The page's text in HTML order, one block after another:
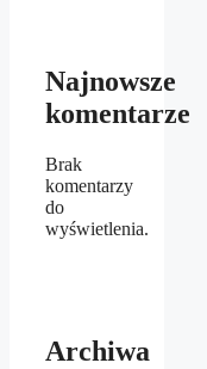
Najnowsze
komentarze
Brak
komentarzy
do
wyświetlenia.
Archiwa